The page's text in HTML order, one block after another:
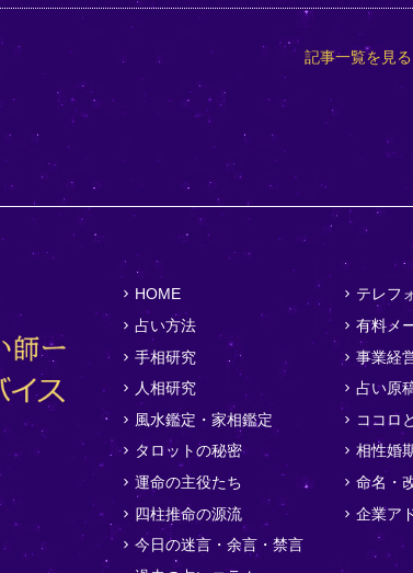
記事一覧を見る
HOME
占い方法
手相研究
人相研究
風水鑑定・家相鑑定
タロットの秘密
運命の主役たち
四柱推命の源流
今日の迷言・余言・禁言
テレフ
有料メ
事業経
占い原
ココロ
相性婚
命名・
企業ア